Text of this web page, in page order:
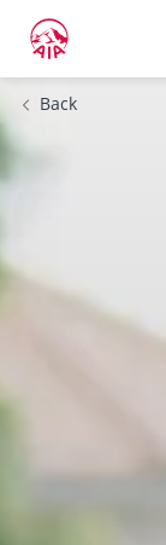
Back